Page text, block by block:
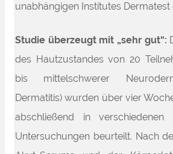
unabhängigen Institutes Dermatest
Studie überzeugt mit „sehr gut“:
des Hautzustandes von 20
bis mittelschwerer
Dermatitis) wurden über vier
abschließend in verschiedenen
Untersuchungen beurteilt. Nach